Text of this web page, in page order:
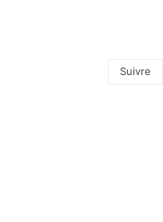
Suivre